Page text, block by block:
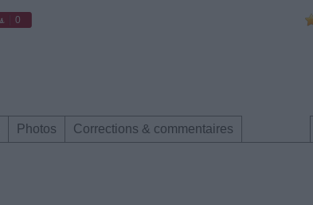
0
Photos Corrections & commentaires